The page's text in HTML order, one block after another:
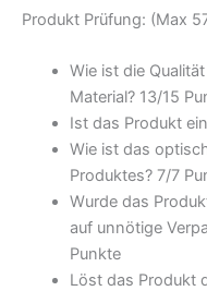
Produkt Prüfung: (Max
Wie ist die
Material? 13/15
Ist das Produkt
Wie ist das
Produktes? 7/7
Wurde das
auf unnötige
Punkte
Löst das Produkt